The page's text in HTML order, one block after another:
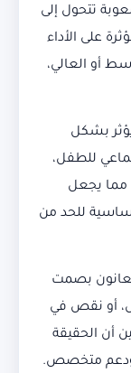
تتحول إلى
على الأداء
أو العالي،
بشكل
للطفل،
مما يجعل
للحد من
يعانون بصمت
أو نقص في
أن الحقيقة
ودعم متخصص.